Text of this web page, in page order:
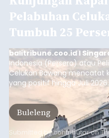
Pelabuhan
Tumbuh 25
balitribune.coo.id I
Indonesia (Persero) atau
Celukan Bawang mencatat
yang positif hingga Juli
dari arus kapal yang
Tonnage (GT), atau
dibandingkan periode yang
yang tercatat sebesar 1,32
Buleleng
Submitted bycontributoron